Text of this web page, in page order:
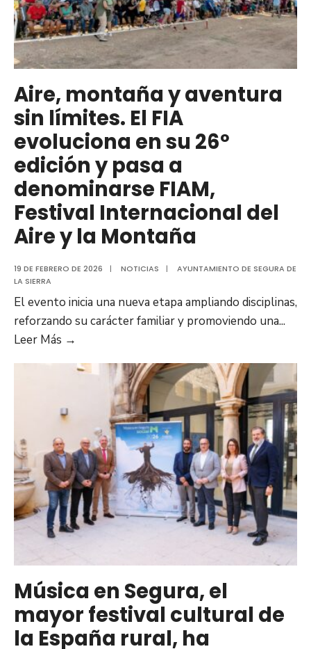
Aire, montaña y aventura
sin límites. El FIA
evoluciona en su 26º
edición y pasa a
denominarse FIAM,
Festival Internacional del
Aire y la Montaña
19 DE FEBRERO DE 2026 | NOTICIAS |
AYUNTAMIENTO DE SEGURA DE
LA SIERRA
El evento inicia una nueva etapa ampliando disciplinas,
reforzando su carácter familiar y promoviendo una...
Leer Más →
Música en Segura, el
mayor festival cultural de
la España rural, ha